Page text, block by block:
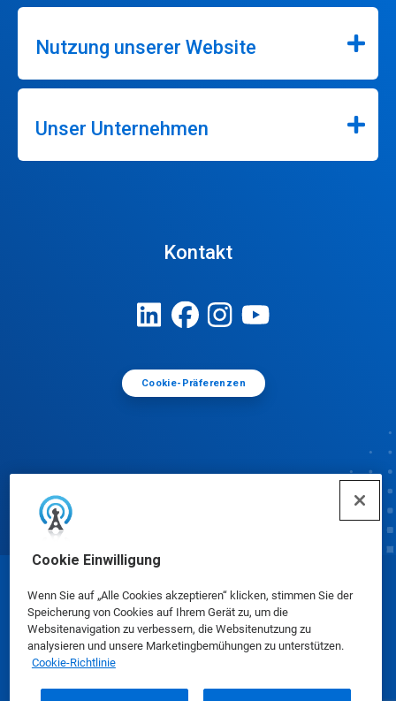
Cookie Einwilligung
Wenn Sie auf „Alle Cookies akzeptieren“ klicken, stimmen Sie der
Speicherung von Cookies auf Ihrem Gerät zu, um die
Websitenavigation zu verbessern, die Websitenutzung zu
analysieren und unsere Marketingbemühungen zu unterstützen.
Cookie-Richtlinie
Nutzung unserer Website
Unser Unternehmen
Kontakt
Cookie-Präferenzen
© Ecolab Inc. 2025
Sicherheitsdatenblätter|Datenschutzrichtlinie